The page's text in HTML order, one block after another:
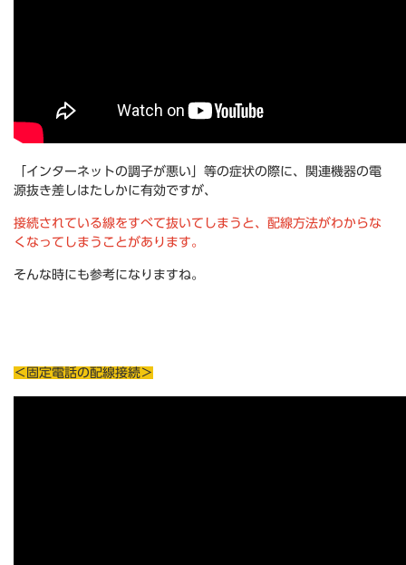
「インターネットの調子が悪い」等の症状の際に、関連機器の電
源抜き差しはたしかに有効ですが、
接続されている線をすべて抜いてしまうと、配線方法がわからな
くなってしまうことがあります。
そんな時にも参考になりますね。
＜固定電話の配線接続＞